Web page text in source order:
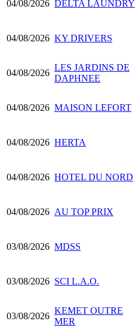
04/08/2026 DELTA LAUNDRY
04/08/2026 KY DRIVERS
04/08/2026
LES JARDINS DE
DAPHNEE
04/08/2026 MAISON LEFORT
04/08/2026 HERTA
04/08/2026 HOTEL DU NORD
04/08/2026 AU TOP PRIX
03/08/2026 MDSS
03/08/2026 SCI L.A.O.
03/08/2026
KEMET OUTRE
MER